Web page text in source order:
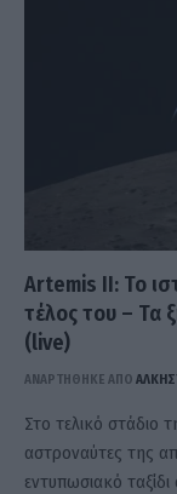
Artemis II: Το
τέλος του – Τα
(live)
ΑΝΑΡΤΗΘΗΚΕ ΑΠΟ
Στο τελικό στάδιο
αστροναύτες της
εντυπωσιακό